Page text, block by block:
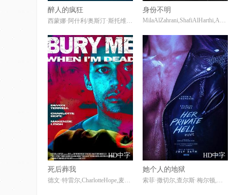
醉人的疯狂
西蒙娜·阿什利/奥斯汀·斯托维尔/莫让·阿里亚/马克·阿特伯里/洁基·伯明翰/NiyaBrahmbhatt/贝文·布茹/塞缪尔·科德/蔡斯·基姆/JeffMarlow/AmolShah/苏拉·沙玛/泽诺比娅·谢罗夫/奥登·桑顿
身份不明
MilaAlZahrani,ShafiAlHarthi,AzizGharbawi,OthoubSharar,AdwaAlAsiri,AbdullahAlQahtani
HD中字
死后葬我
HD中字
她个人的地狱